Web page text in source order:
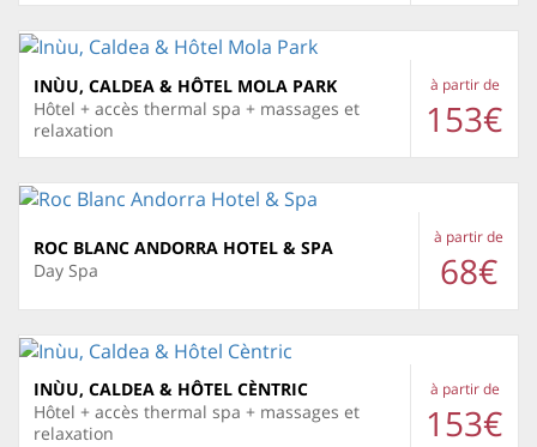
INÙU, CALDEA & HÔTEL MOLA PARK
Hôtel + accès thermal spa + massages et
relaxation
à partir de
153€
ROC BLANC ANDORRA HOTEL & SPA
Day Spa
à partir de
68€
INÙU, CALDEA & HÔTEL CÈNTRIC
Hôtel + accès thermal spa + massages et
relaxation
à partir de
153€